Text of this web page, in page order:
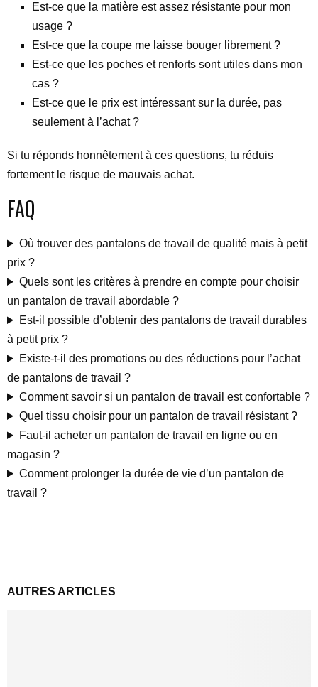
Est-ce que la matière est assez résistante pour mon
usage ?
Est-ce que la coupe me laisse bouger librement ?
Est-ce que les poches et renforts sont utiles dans mon
cas ?
Est-ce que le prix est intéressant sur la durée, pas
seulement à l’achat ?
Si tu réponds honnêtement à ces questions, tu réduis
fortement le risque de mauvais achat.
FAQ
Où trouver des pantalons de travail de qualité mais à petit
prix ?
Quels sont les critères à prendre en compte pour choisir
un pantalon de travail abordable ?
Est-il possible d’obtenir des pantalons de travail durables
à petit prix ?
Existe-t-il des promotions ou des réductions pour l’achat
de pantalons de travail ?
Comment savoir si un pantalon de travail est confortable ?
Quel tissu choisir pour un pantalon de travail résistant ?
Faut-il acheter un pantalon de travail en ligne ou en
magasin ?
Comment prolonger la durée de vie d’un pantalon de
travail ?
AUTRES ARTICLES